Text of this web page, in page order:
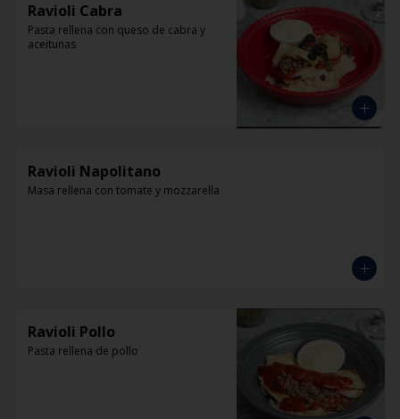
Ravioli Cabra
Pasta rellena con queso de cabra y
aceitunas
Ravioli Napolitano
Masa rellena con tomate y mozzarella
Ravioli Pollo
Pasta rellena de pollo